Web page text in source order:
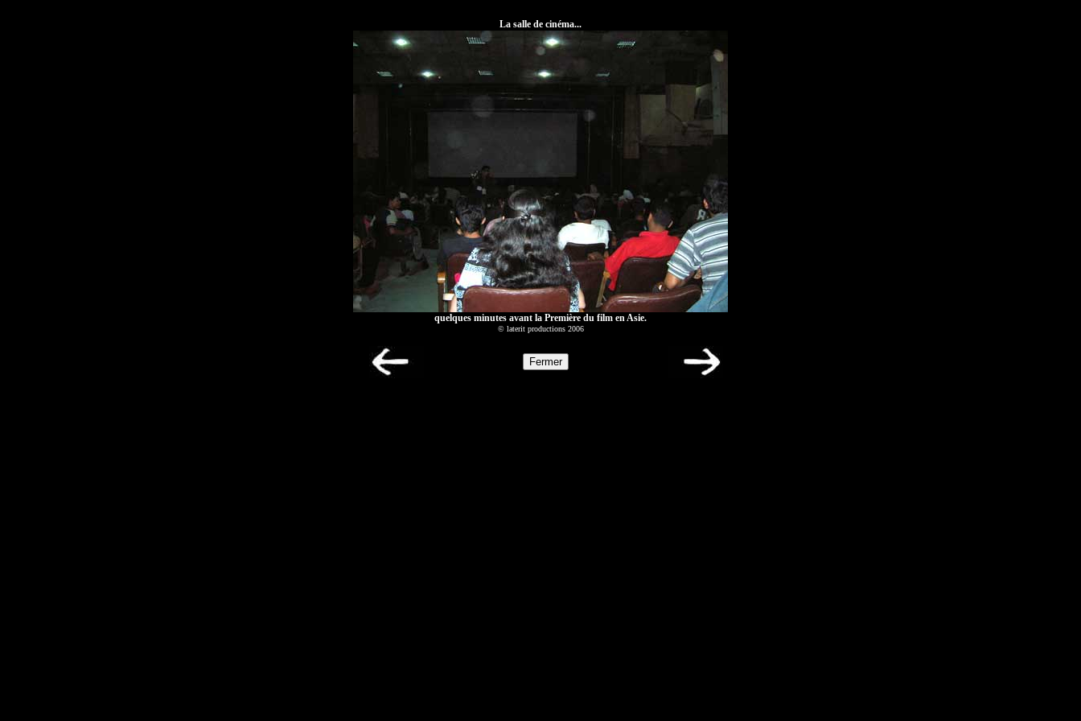
La salle de cinéma...
quelques minutes avant la Première du film en Asie.
© laterit productions 2006